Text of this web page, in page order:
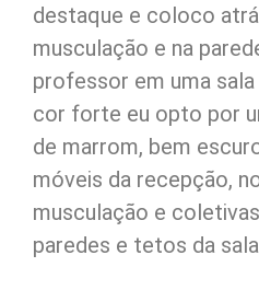
destaque e coloco
musculação e na
professor em uma
cor forte eu opto por
de marrom, bem
móveis da recepção,
musculação e
paredes e tetos da